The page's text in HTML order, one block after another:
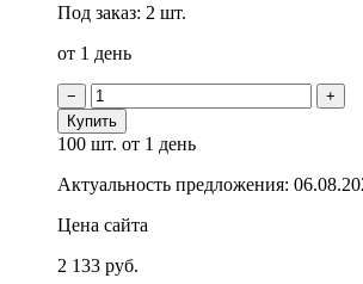
Под заказ: 2 шт.
от 1 день
−
+
Купить
100 шт. от 1 день
Актуальность предложения:
Цена сайта
2 133 руб.